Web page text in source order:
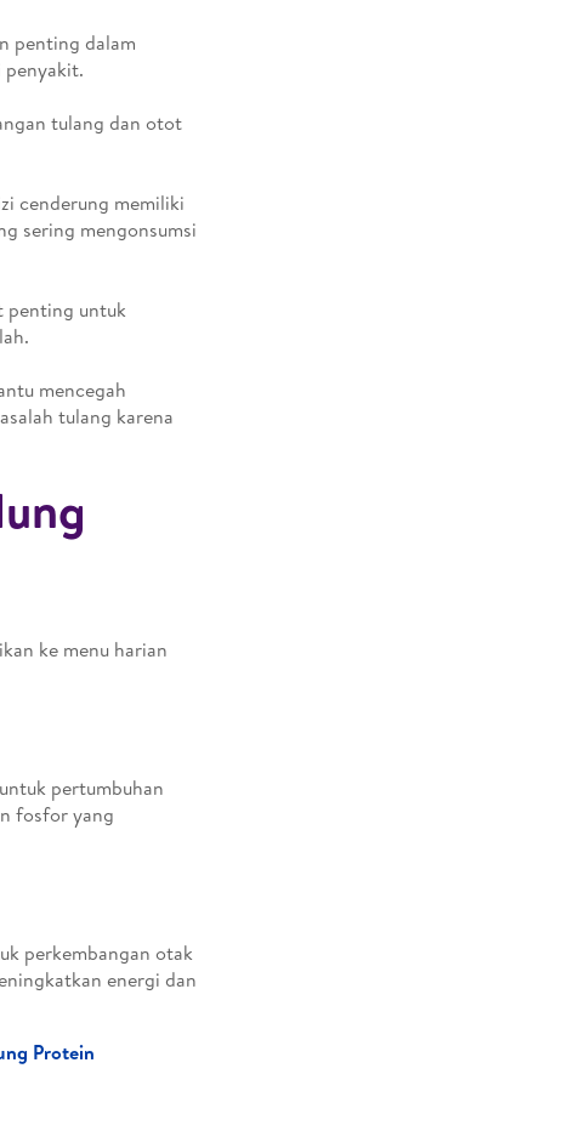
penting dalam
penyakit.
tulang dan otot
cenderung memiliki
sering mengonsumsi
penting untuk
mencegah
tulang karena
ke menu harian
pertumbuhan
fosfor yang
perkembangan otak
energi dan
Protein